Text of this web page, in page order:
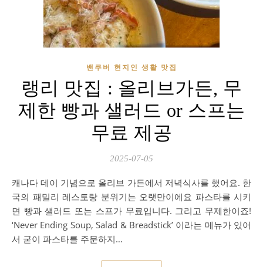
밴쿠버 현지인 생활 맛집
랭리 맛집 : 올리브가든, 무
제한 빵과 샐러드 or 스프는
무료 제공
2025-07-05
캐나다 데이 기념으로 올리브 가든에서 저녁식사를 했어요. 한
국의 패밀리 레스토랑 분위기는 오랫만이에요 파스타를 시키
면 빵과 샐러드 또는 스프가 무료입니다. 그리고 무제한이죠!
‘Never Ending Soup, Salad & Breadstick’ 이라는 메뉴가 있어
서 굳이 파스타를 주문하지…